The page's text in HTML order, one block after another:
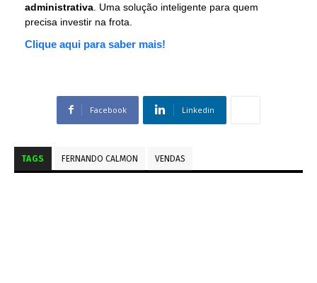
administrativa . Uma solução inteligente para quem
precisa investir na frota.
Clique aqui para saber mais!
Facebook Linkedin
TAGS FERNANDO CALMON VENDAS